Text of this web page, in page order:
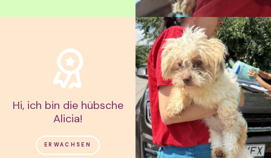
Hi, ich bin die hübsche
Alicia!
ERWACHSEN